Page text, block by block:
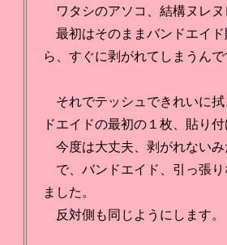
ワタシのアソコ、結構ヌレヌ
最初はそのままバンドエイ
ら、すぐに剥がれてしまうんで
それでテッシュできれいに拭
ドエイドの最初の１枚、貼り付
今度は大丈夫、剥がれないみ
で、バンドエイド、引っ張り
ました。
反対側も同じようにします。